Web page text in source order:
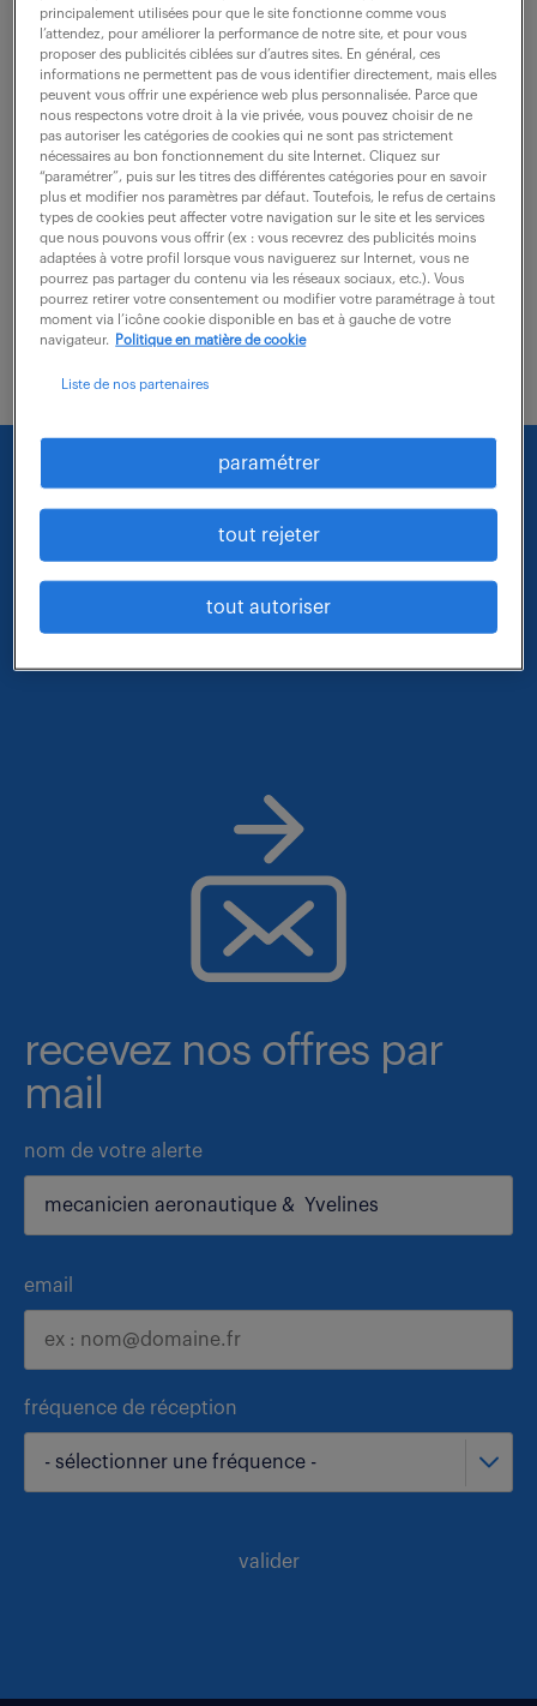
Prêt(e) à relever les défis techniques passionnants
comme Technicien de réparation (F/H) ? Vous serez
responsable du diagnostic, de la réparation et du test
d'actionneurs aéronautiques au sein...
voir l'offre
Nous faisons le maximum pour trouver un emploi
- métier et compétences : mecanicien aeronautique
recevez nos offres par
mail
nom de votre alerte
email
fréquence de réception
- sélectionner une fréquence -
valider
principalement utilisées pour que le site fonctionne comme vous
l’attendez, pour améliorer la performance de notre site, et pour vous
proposer des publicités ciblées sur d’autres sites. En général, ces
informations ne permettent pas de vous identifier directement, mais elles
peuvent vous offrir une expérience web plus personnalisée. Parce que
nous respectons votre droit à la vie privée, vous pouvez choisir de ne
pas autoriser les catégories de cookies qui ne sont pas strictement
nécessaires au bon fonctionnement du site Internet. Cliquez sur
“paramétrer”, puis sur les titres des différentes catégories pour en savoir
plus et modifier nos paramètres par défaut. Toutefois, le refus de certains
types de cookies peut affecter votre navigation sur le site et les services
que nous pouvons vous offrir (ex : vous recevrez des publicités moins
adaptées à votre profil lorsque vous naviguerez sur Internet, vous ne
pourrez pas partager du contenu via les réseaux sociaux, etc.). Vous
pourrez retirer votre consentement ou modifier votre paramétrage à tout
moment via l’icône cookie disponible en bas et à gauche de votre
navigateur.
Politique en matière de cookie
Liste de nos partenaires
paramétrer
tout rejeter
tout autoriser